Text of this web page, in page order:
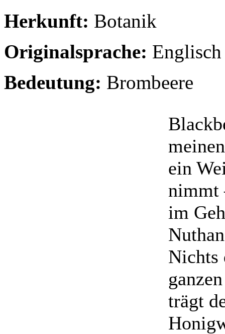
Herkunft: Botanik
Originalsprache: Englisch
Bedeutung: Brombeere
ein
nimmt
im
Nichts
trägt